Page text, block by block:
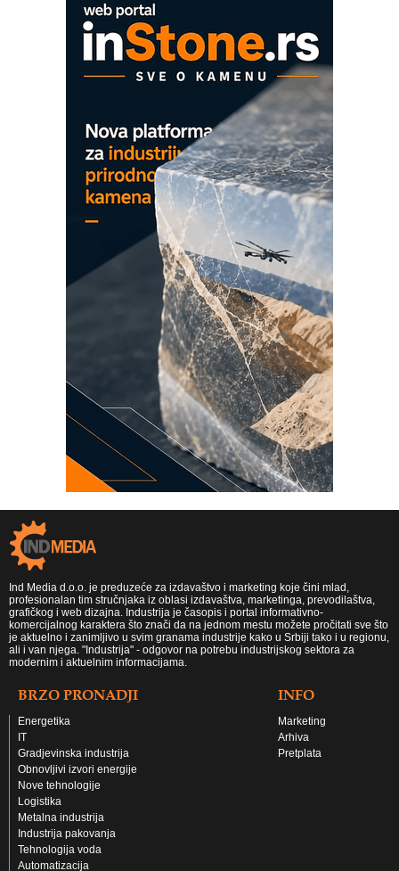
Mitutoyo Crysta-Apex V PLUS: Nova
era CNC merenja
OBO sistemi mrežastih nosača kablova
Ind Media d.o.o. je preduzeće za izdavaštvo i marketing koje čini mlad,
profesionalan tim stručnjaka iz oblasi izdavaštva, marketinga, prevodilaštva,
grafičkog i web dizajna. Industrija je časopis i portal informativno-
komercijalnog karaktera što znači da na jednom mestu možete pročitati sve što
je aktuelno i zanimljivo u svim granama industrije kako u Srbiji tako i u regionu,
ali i van njega. "Industrija" - odgovor na potrebu industrijskog sektora za
modernim i aktuelnim informacijama.
BRZO PRONADJI
Energetika
IT
Gradjevinska industrija
Obnovljivi izvori energije
Nove tehnologije
Logistika
Metalna industrija
Industrija pakovanja
Tehnologija voda
Automatizacija
INFO
Marketing
Arhiva
Pretplata